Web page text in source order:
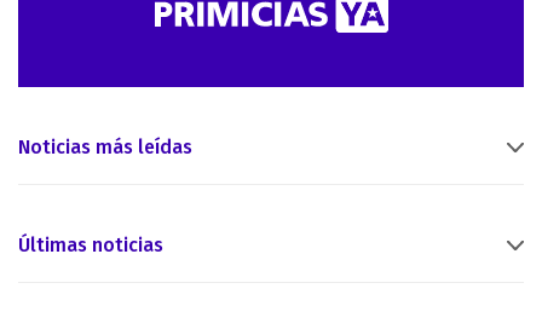
Noticias más leídas
Últimas noticias